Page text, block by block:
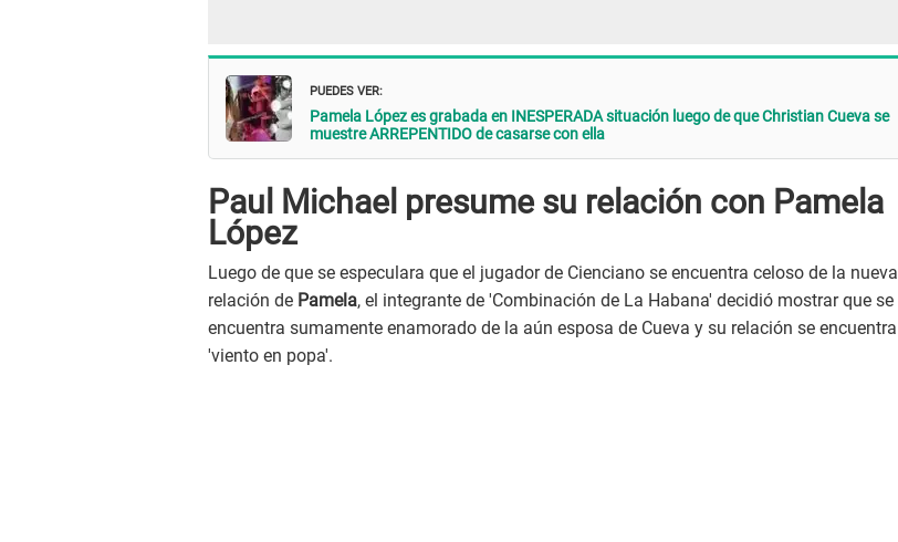
PUEDES VER:
Pamela López es grabada en INESPERADA situación luego de que Christian Cueva se
muestre ARREPENTIDO de casarse con ella
Paul Michael presume su relación con Pamela
López
Luego de que se especulara que el jugador de Cienciano se encuentra celoso de la nueva
relación de Pamela, el integrante de 'Combinación de La Habana' decidió mostrar que se
encuentra sumamente enamorado de la aún esposa de Cueva y su relación se encuentra
'viento en popa'.